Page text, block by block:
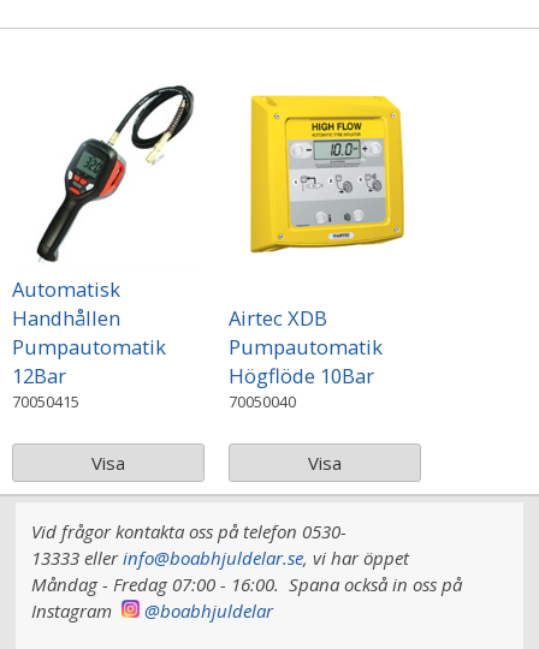
Automatisk
Handhållen
Pumpautomatik
12Bar
70050415
Visa
Airtec XDB
Pumpautomatik
Högflöde 10Bar
70050040
Visa
Vid frågor kontakta oss på telefon 0530-
13333 ellerinfo@boabhjuldelar.se, vi haröppet
Måndag - Fredag 07:00 - 16:00. Spana också in oss på
Instagram
@boabhjuldelar